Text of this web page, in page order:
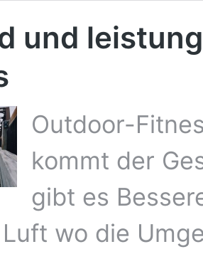
und
Outdoor-
kommt der
gibt es
wo die